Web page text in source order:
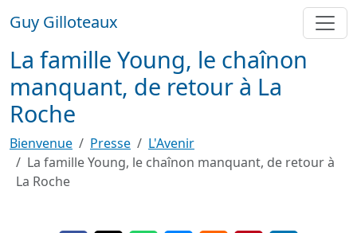
Guy Gilloteaux
La famille Young, le chaînon
manquant, de retour à La
Roche
Bienvenue Presse
L'Avenir
La famille Young, le chaînon manquant, de retour à
La Roche